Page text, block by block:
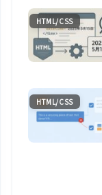
HTML/CSS
HTML/CSS